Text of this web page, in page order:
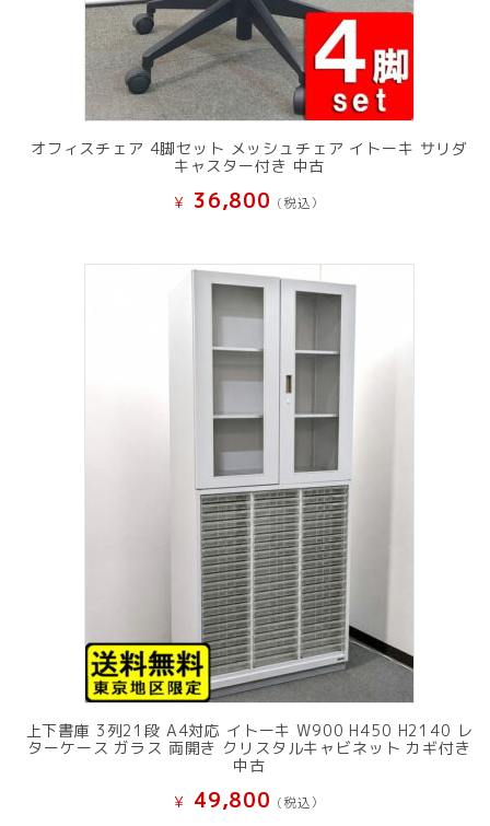
オフィスチェア 4脚セット メッシュチェア イトーキ サリダ
キャスター付き 中古
¥ 36,800 (税込）
上下書庫 3列21段 A4対応 イトーキ W900 H450 H2140 レ
ターケース ガラス 両開き クリスタルキャビネット カギ付き
中古
¥ 49,800 (税込）